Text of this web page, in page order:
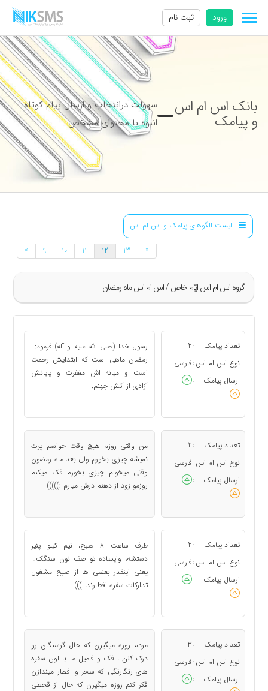
ورود ثبت نام
بانک اس ام اس
و پیامک
سهولت درانتخاب و ارسال پیام کوتاه
انبوه با محتوای مشخص
لیست الگوهای پیامک و اس ام اس
گروه اس ام اس ايّام خاص / اس ام اس ماه رمضان
» 9 10 11 12 13 «
تعداد پیامک :
2
نوع اس ام اس : فارسی
ارسال پیامک
:
رسول خدا (صلى الله عليه و آله) فرمود:
رمضان ماهى است كه ابتدايش رحمت
است و ميانه‏ اش مغفرت و پايانش
آزادى از آتش جهنم.
تعداد پیامک :
2
نوع اس ام اس : فارسی
ارسال پیامک
:
من وقتی روزم هیچ وقت حواسم پرت
نمیشه چیزی بخورم ولی بعد ماه رمضون
وقتی میخوام چیزی بخورم فک میکنم
روزمو زود از دهنم درش میارم :)))))
تعداد پیامک :
2
نوع اس ام اس : فارسی
ارسال پیامک
:
طرف ساعت ۸ صبح، نیم کیلو پنیر
دستشه، وایساده تو صف نون سنگک…
یعنی اینقدر بعضی ها از صبح مشغول
تدارکات سفره افطارند :)))
تعداد پیامک :
3
نوع اس ام اس : فارسی
ارسال پیامک
:
مردم روزه میگیرن که حال گرسنگان رو
درک کنن ، فک و فامیل ما با اون سفره
های رنگارنگی که سحر و افطار میندازن
فکر کنم روزه میگیرن که حال از قحطی